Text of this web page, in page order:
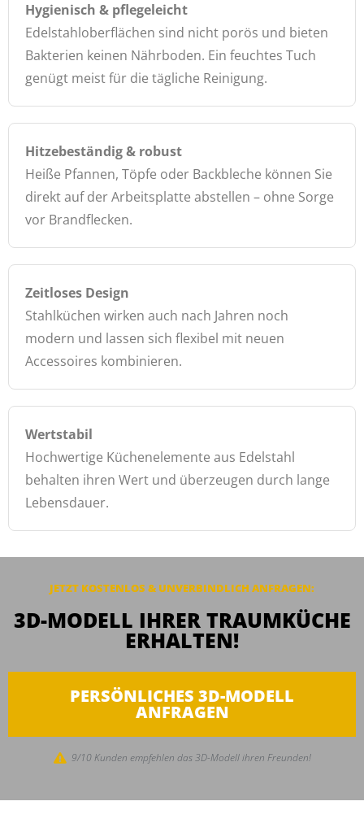
Hygienisch & pflegeleicht
Edelstahloberflächen sind nicht porös und bieten
Bakterien keinen Nährboden. Ein feuchtes Tuch
genügt meist für die tägliche Reinigung.
Hitzebeständig & robust
Heiße Pfannen, Töpfe oder Backbleche können Sie
direkt auf der Arbeitsplatte abstellen – ohne Sorge
vor Brandflecken.
Zeitloses Design
Stahlküchen wirken auch nach Jahren noch
modern und lassen sich flexibel mit neuen
Accessoires kombinieren.
Wertstabil
Hochwertige Küchenelemente aus Edelstahl
behalten ihren Wert und überzeugen durch lange
Lebensdauer.
JETZT KOSTENLOS & UNVERBINDLICH ANFRAGEN:
3D-MODELL IHRER TRAUMKÜCHE
ERHALTEN!
PERSÖNLICHES 3D-MODELL
ANFRAGEN
9/10 Kunden empfehlen das 3D-Modell ihren Freunden!